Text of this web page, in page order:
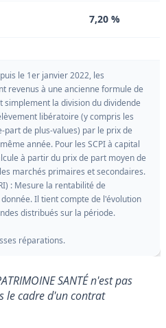
7,20 %
le 1er janvier 2022, les
revenus à une ancienne formule de
simplement la division du dividende
libératoire (y compris les
de plus-values) par le prix de
année. Pour les SCPI à capital
à partir du prix de part moyen de
marchés primaires et secondaires.
: Mesure la rentabilité de
Il tient compte de l'évolution
distribués sur la période.
réparations.
SANTÉ n'est pas
le cadre d'un contrat